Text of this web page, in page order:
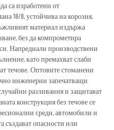
са изработени от
18/8, устойчива на корозия,
материал издържа
без да компрометира
Напреднали производствени
като премахват слаби
течове. Оптовите стоманени
инженерни запечатващи
разливания и защитават
конструкция без течове се
среди, автомобили и
създават опасности или